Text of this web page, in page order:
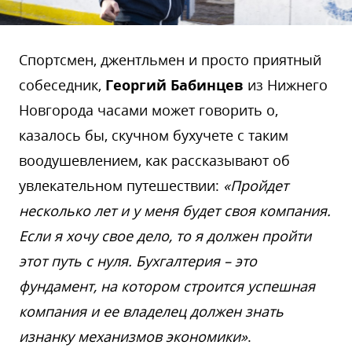
Спортсмен, джентльмен и просто приятный
собеседник, Георгий Бабинцев из Нижнего
Новгорода часами может говорить о,
казалось бы, скучном бухучете с таким
воодушевлением, как рассказывают об
увлекательном путешествии: «Пройдет
несколько лет и у меня будет своя компания.
Если я хочу свое дело, то я должен пройти
этот путь с нуля. Бухгалтерия – это
фундамент, на котором строится успешная
компания и ее владелец должен знать
изнанку механизмов экономики».